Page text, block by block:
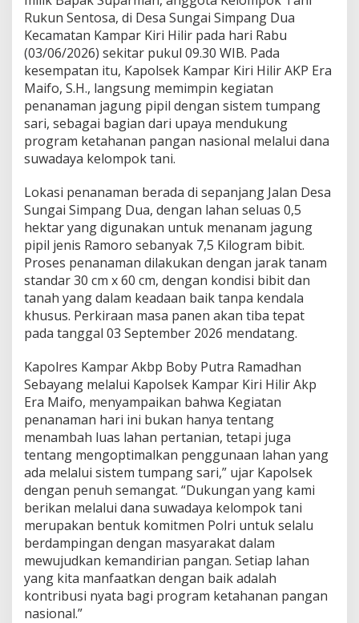
n
g
P
i
p
i
l
T
u
m
p
n
g
S
a
r
i
d
L
a
h
n
S
e
l
u
a
s
0
,
5
H
Rukun Sentosa, di Desa Sungai Simpang Dua
Kecamatan Kampar Kiri Hilir pada hari Rabu
(03/06/2026) sekitar pukul 09.30 WIB. Pada
kesempatan itu, Kapolsek Kampar Kiri Hilir AKP Era
Maifo, S.H., langsung memimpin kegiatan
penanaman jagung pipil dengan sistem tumpang
sari, sebagai bagian dari upaya mendukung
program ketahanan pangan nasional melalui dana
suwadaya kelompok tani.
Lokasi penanaman berada di sepanjang Jalan Desa
Sungai Simpang Dua, dengan lahan seluas 0,5
hektar yang digunakan untuk menanam jagung
pipil jenis Ramoro sebanyak 7,5 Kilogram bibit.
Proses penanaman dilakukan dengan jarak tanam
standar 30 cm x 60 cm, dengan kondisi bibit dan
tanah yang dalam keadaan baik tanpa kendala
khusus. Perkiraan masa panen akan tiba tepat
pada tanggal 03 September 2026 mendatang.
Kapolres Kampar Akbp Boby Putra Ramadhan
Sebayang melalui Kapolsek Kampar Kiri Hilir Akp
Era Maifo, menyampaikan bahwa Kegiatan
penanaman hari ini bukan hanya tentang
menambah luas lahan pertanian, tetapi juga
tentang mengoptimalkan penggunaan lahan yang
ada melalui sistem tumpang sari,” ujar Kapolsek
dengan penuh semangat. “Dukungan yang kami
berikan melalui dana suwadaya kelompok tani
merupakan bentuk komitmen Polri untuk selalu
berdampingan dengan masyarakat dalam
mewujudkan kemandirian pangan. Setiap lahan
yang kita manfaatkan dengan baik adalah
kontribusi nyata bagi program ketahanan pangan
nasional.”